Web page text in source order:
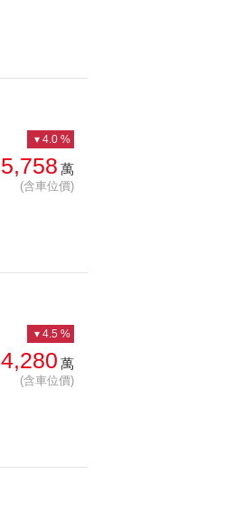
5,758 萬
(含車位價)
4.0 %
4,280 萬
(含車位價)
4.5 %